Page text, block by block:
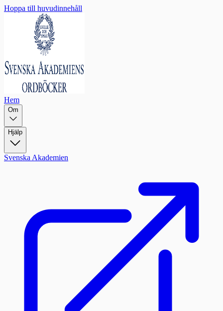
Hoppa till huvudinnehåll
Hem
Om
Hjälp
Svenska Akademien